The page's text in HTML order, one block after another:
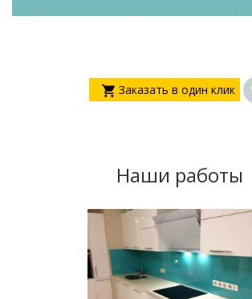
Заказать в один клик
Наши работы